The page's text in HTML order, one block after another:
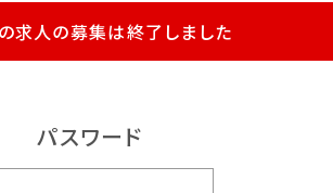
求人の募集は終了しました
パスワード